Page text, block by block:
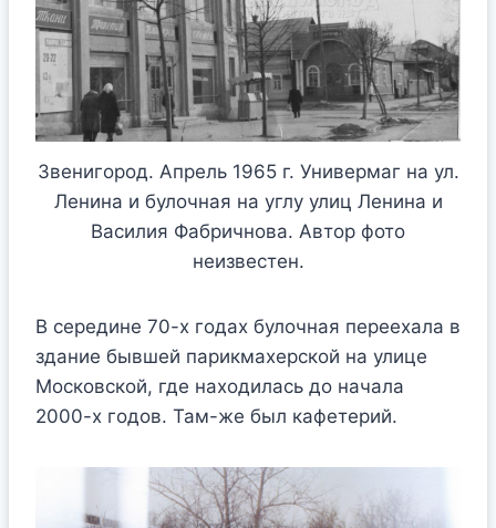
Звенигород. Апрель 1965 г. Универмаг на ул.
Ленина и булочная на углу улиц Ленина и
Василия Фабричнова. Автор фото
неизвестен.
В середине 70-х годах булочная переехала в
здание бывшей парикмахерской на улице
Московской, где находилась до начала
2000-х годов. Там-же был кафетерий.